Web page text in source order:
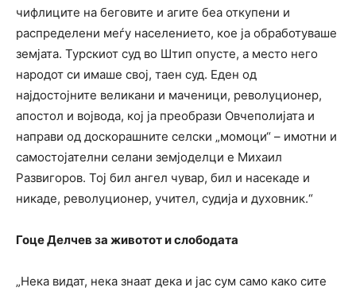
чифлиците на беговите и агите беа откупени и
распределени меѓу населението, кое ја обработуваше
земјата. Турскиот суд во Штип опусте, а место него
народот си имаше свој, таен суд. Еден од
најдостојните великани и маченици, револуционер,
апостол и војвода, кој ја преобрази Овчеполијата и
направи од доскорашните селски „момоци“ – имотни и
самостојателни селани земјоделци е Михаил
Развигоров. Тој бил ангел чувар, бил и насекаде и
никаде, револуционер, учител, судија и духовник.“
Гоце Делчев за животот и слободата
„Нека видат, нека знаат дека и јас сум само како сите